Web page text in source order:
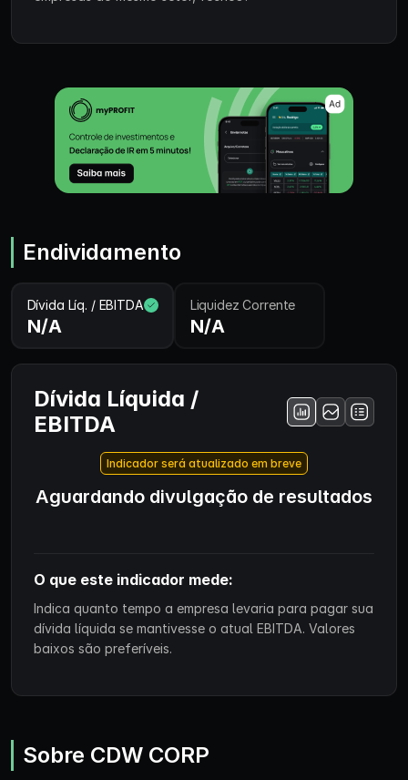
Endividamento
Dívida Líq. / EBITDA
N/A
Liquidez Corrente
N/A
Dívida Líquida /
EBITDA
Indicador será atualizado em breve
Aguardando divulgação de resultados
O que este indicador mede:
Indica quanto tempo a empresa levaria para pagar sua
dívida líquida se mantivesse o atual EBITDA. Valores
baixos são preferíveis.
Sobre CDW CORP